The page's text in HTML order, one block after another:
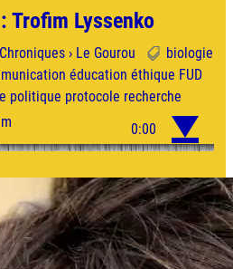
Trofim Lyssenko
Chroniques › Le Gourou
biologie
éducation éthique FUD
politique protocole recherche